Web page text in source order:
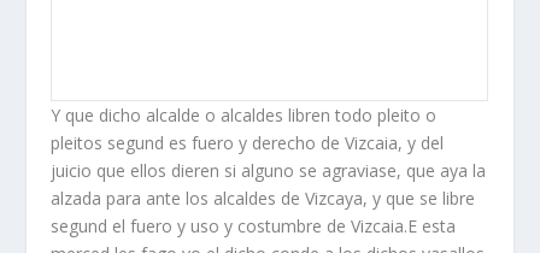
Y que dicho alcalde o alcaldes libren todo pleito o
pleitos segund es fuero y derecho de Vizcaia, y del
juicio que ellos dieren si alguno se agraviase, que aya la
alzada para ante los alcaldes de Vizcaya, y que se libre
segund el fuero y uso y costumbre de Vizcaia.E esta